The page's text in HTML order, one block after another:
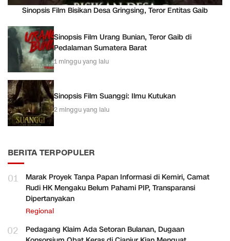
Sinopsis Film Bisikan Desa Gringsing, Teror Entitas Gaib
Sinopsis Film Urang Bunian, Teror Gaib di
Pedalaman Sumatera Barat
1 minggu yang lalu
Sinopsis Film Suanggi: Ilmu Kutukan
2 minggu yang lalu
BERITA TERPOPULER
01
Marak Proyek Tanpa Papan Informasi di Kemiri, Camat
Rudi HK Mengaku Belum Pahami PIP, Transparansi
Dipertanyakan
Regional
02
Pedagang Klaim Ada Setoran Bulanan, Dugaan